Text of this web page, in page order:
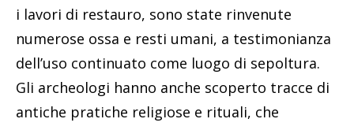
i lavori di restauro, sono state rinvenute
numerose ossa e resti umani, a testimonianza
dell’uso continuato come luogo di sepoltura.
Gli archeologi hanno anche scoperto tracce di
antiche pratiche religiose e rituali, che